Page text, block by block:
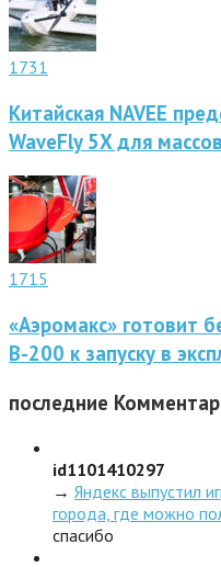
1731
Китайская NAVEE
WaveFly 5X для
1715
«Аэромакс» готовит
В-200 к запуску в
последние
id1101410297
→ Яндекс выпустил
города, где можно
спасибо